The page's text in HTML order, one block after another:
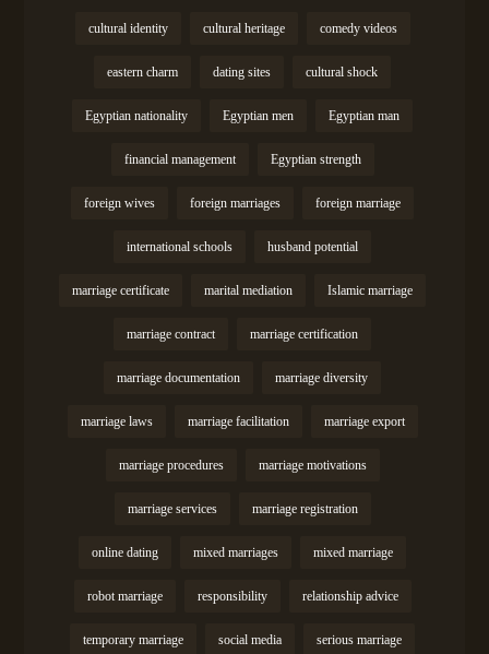
comedy videos
cultural heritage
cultural identity
cultural shock
dating sites
eastern charm
Egyptian man
Egyptian men
Egyptian nationality
Egyptian strength
financial management
foreign marriage
foreign marriages
foreign wives
husband potential
international schools
Islamic marriage
marital mediation
marriage certificate
marriage certification
marriage contract
marriage diversity
marriage documentation
marriage export
marriage facilitation
marriage laws
marriage motivations
marriage procedures
marriage registration
marriage services
mixed marriage
mixed marriages
online dating
relationship advice
responsibility
robot marriage
serious marriage
social media
temporary marriage